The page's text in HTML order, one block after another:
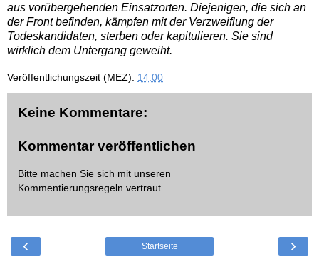
aus vorübergehenden Einsatzorten. Diejenigen, die sich an
der Front befinden, kämpfen mit der Verzweiflung der
Todeskandidaten, sterben oder kapitulieren. Sie sind
wirklich dem Untergang geweiht.
Veröffentlichungszeit (MEZ): 14:00
Keine Kommentare:
Kommentar veröffentlichen
Bitte machen Sie sich mit unseren
Kommentierungsregeln vertraut.
‹ ›
Startseite